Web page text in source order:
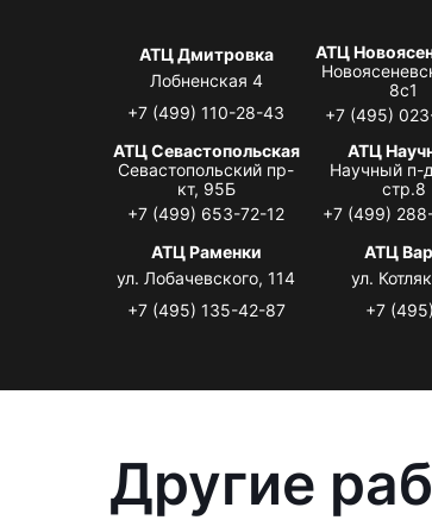
АТЦ Дмитровка
Лобненская 4
+7 (499) 110-28-43
АТЦ
8с1
+7 (495)
АТЦ Севастопольская
Севастопольский пр-
кт, 95Б
+7 (499) 653-72-12
АТЦ
Научный п-
стр.8
+7 (499)
АТЦ Раменки
ул. Лобачевского, 114
+7 (495) 135-42-87
АТЦ
ул.
+7
Другие